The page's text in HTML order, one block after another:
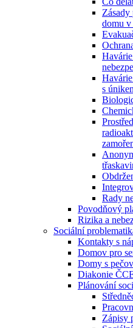
domu v
s
Rady
Povodňový
Rizika a
Sociální
Kontakty s
Domov pro
Domy s
Diakonie
Plánování
Zápisy